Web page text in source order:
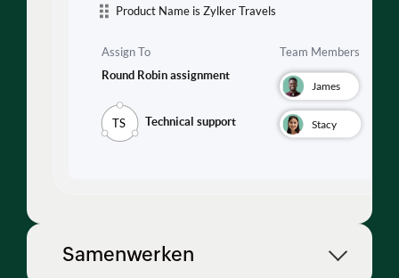
Samenwerken